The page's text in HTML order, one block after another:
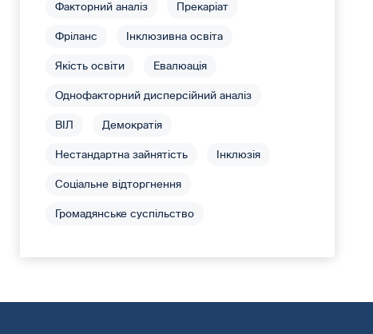
Факторний аналіз Прекаріат
Фріланс Інклюзивна освіта
Якість освіти Евалюація
Однофакторний дисперсійний аналіз
ВІЛ Демократія
Нестандартна зайнятість Інклюзія
Соціальне відторгнення
Громадянське суспільство